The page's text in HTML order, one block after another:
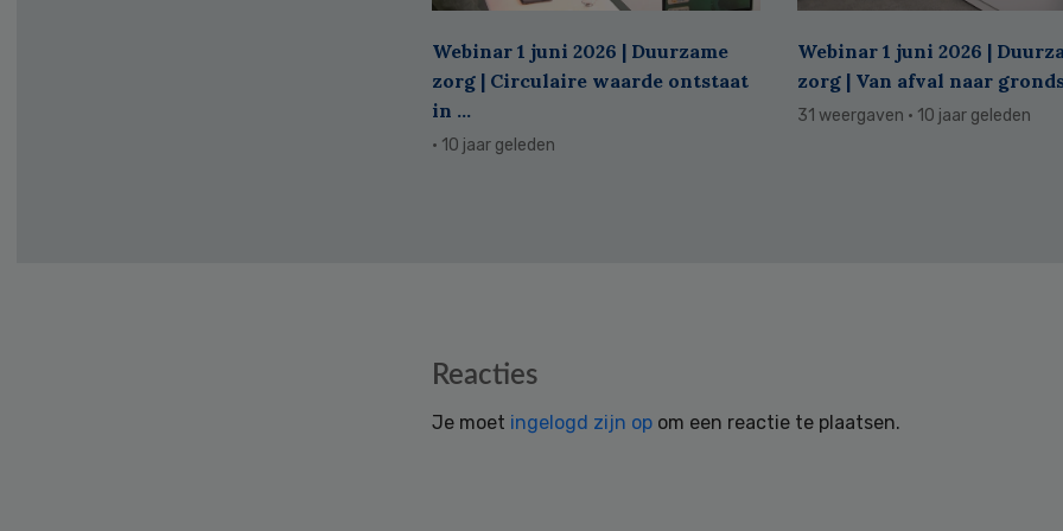
Webinar 1 juni 2026 | Duurzame
zorg | Circulaire waarde ontstaat
in ...
· 10 jaar geleden
Webinar 1 juni 2026 |
zorg | Van afval naar
31 weergaven · 10 jaar geleden
Reacties
Je moet ingelogd zijn op om een reactie te plaatsen.